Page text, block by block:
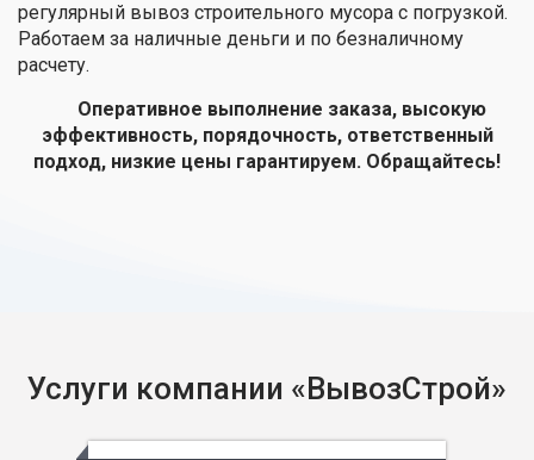
регулярный вывоз строительного мусора с погрузкой.
Работаем за наличные деньги и по безналичному
расчету.
Оперативное выполнение заказа, высокую
эффективность, порядочность, ответственный
подход, низкие цены гарантируем. Обращайтесь!
Услуги компании «ВывозСтрой»